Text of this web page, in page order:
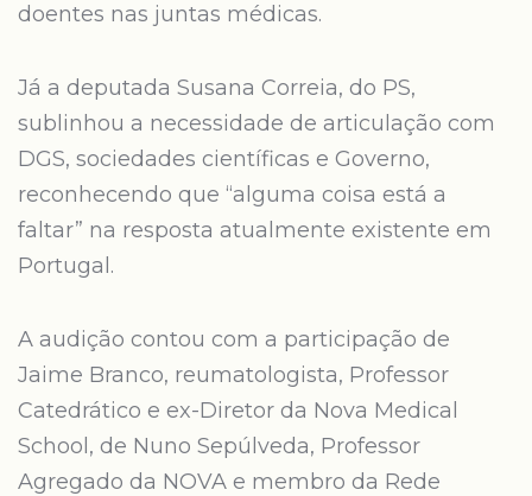
doentes nas juntas médicas.
Já a deputada Susana Correia, do PS,
sublinhou a necessidade de articulação com
DGS, sociedades científicas e Governo,
reconhecendo que “alguma coisa está a
faltar” na resposta atualmente existente em
Portugal.
A audição contou com a participação de
Jaime Branco, reumatologista, Professor
Catedrático e ex-Diretor da Nova Medical
School, de Nuno Sepúlveda, Professor
Agregado da NOVA e membro da Rede